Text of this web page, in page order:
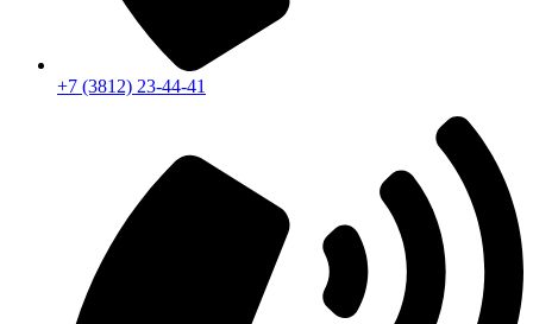
+7 (3812) 23-44-41